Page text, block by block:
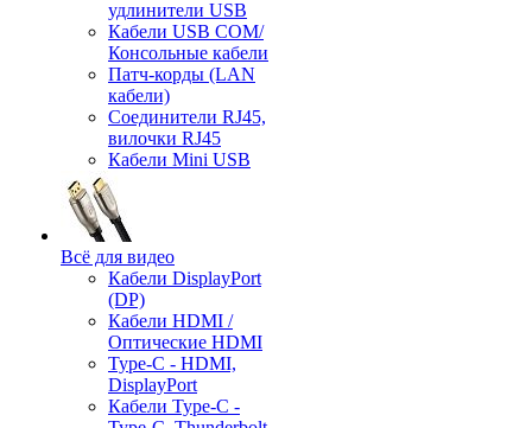
удлинители USB
Кабели USB COM/
Консольные кабели
Патч-корды (LAN
кабели)
Соединители RJ45,
вилочки RJ45
Кабели Mini USB
Всё для видео
Кабели DisplayPort
(DP)
Кабели HDMI /
Оптические HDMI
Type-C - HDMI,
DisplayPort
Кабели Type-C -